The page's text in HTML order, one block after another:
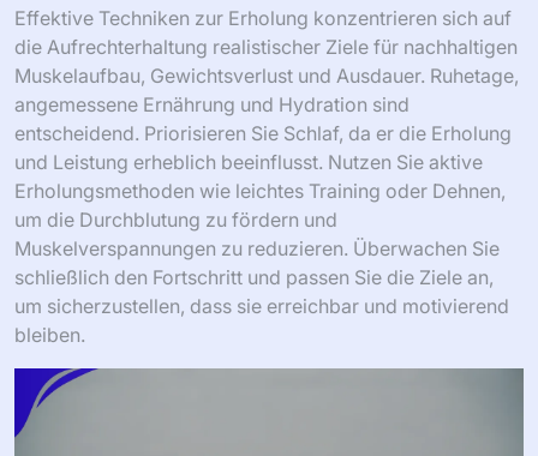
Effektive Techniken zur Erholung konzentrieren sich auf
die Aufrechterhaltung realistischer Ziele für nachhaltigen
Muskelaufbau, Gewichtsverlust und Ausdauer. Ruhetage,
angemessene Ernährung und Hydration sind
entscheidend. Priorisieren Sie Schlaf, da er die Erholung
und Leistung erheblich beeinflusst. Nutzen Sie aktive
Erholungsmethoden wie leichtes Training oder Dehnen,
um die Durchblutung zu fördern und
Muskelverspannungen zu reduzieren. Überwachen Sie
schließlich den Fortschritt und passen Sie die Ziele an,
um sicherzustellen, dass sie erreichbar und motivierend
bleiben.